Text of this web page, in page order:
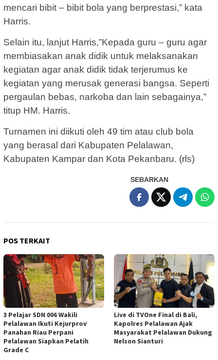
mencari bibit – bibit bola yang berprestasi,” kata
Harris.
Selain itu, lanjut Harris,”Kepada guru – guru agar
membiasakan anak didik untuk melaksanakan
kegiatan agar anak didik tidak terjerumus ke
kegiatan yang merusak generasi bangsa. Seperti
pergaulan bebas, narkoba dan lain sebagainya,”
titup HM. Harris.
Turnamen ini diikuti oleh 49 tim atau club bola
yang berasal dari Kabupaten Pelalawan,
Kabupaten Kampar dan Kota Pekanbaru. (rls)
SEBARKAN
POS TERKAIT
3 Pelajar SDN 006 Wakili
Pelalawan Ikuti Kejurprov
Panahan Riau Perpani
Pelalawan Siapkan Pelatih
Grade C
Live di TVOne Final di Bali,
Kapolres Pelalawan Ajak
Masyarakat Pelalawan Dukung
Nelson Sianturi